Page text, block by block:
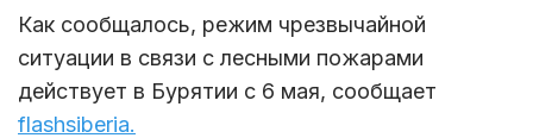
Как сообщалось, режим чрезвычайной
ситуации в связи с лесными пожарами
действует в Бурятии с 6 мая, сообщает
flashsiberia.